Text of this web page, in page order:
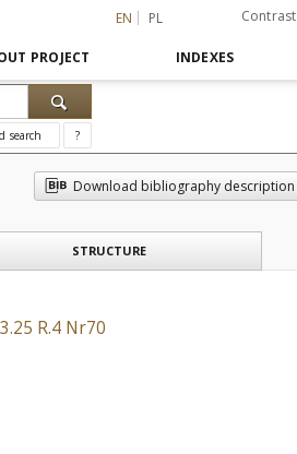
EN PL Contrast
PROJECT INDEXES
search ?
Download bibliography description
STRUCTURE
R.4 Nr70